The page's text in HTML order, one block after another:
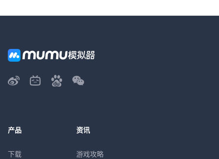
产品
下载
资讯
游戏攻略